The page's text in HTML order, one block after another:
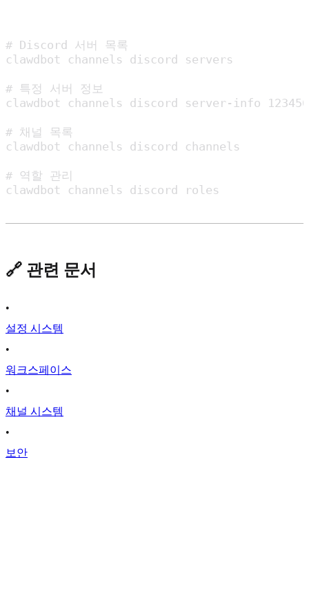
# Discord 서버 목록
clawdbot channels discord servers
# 특정 서버 정보
clawdbot channels discord server-info
# 채널 목록
clawdbot channels discord channels
# 역할 관리
clawdbot channels discord roles
🔗 관련 문서
•
설정 시스템
•
워크스페이스
•
채널 시스템
•
보안